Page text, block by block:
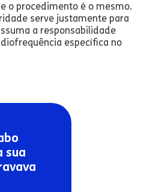
o procedimento é o mesmo.
serve justamente para
a responsabilidade
específica no
sua